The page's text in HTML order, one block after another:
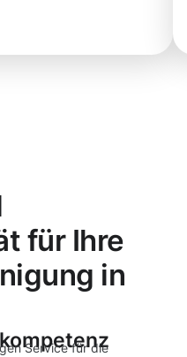
für Ihre
in
Service für die